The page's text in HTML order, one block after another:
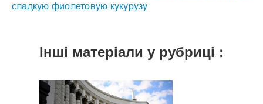
сладкую фиолетовую кукурузу
Інші матеріали у рубриці :